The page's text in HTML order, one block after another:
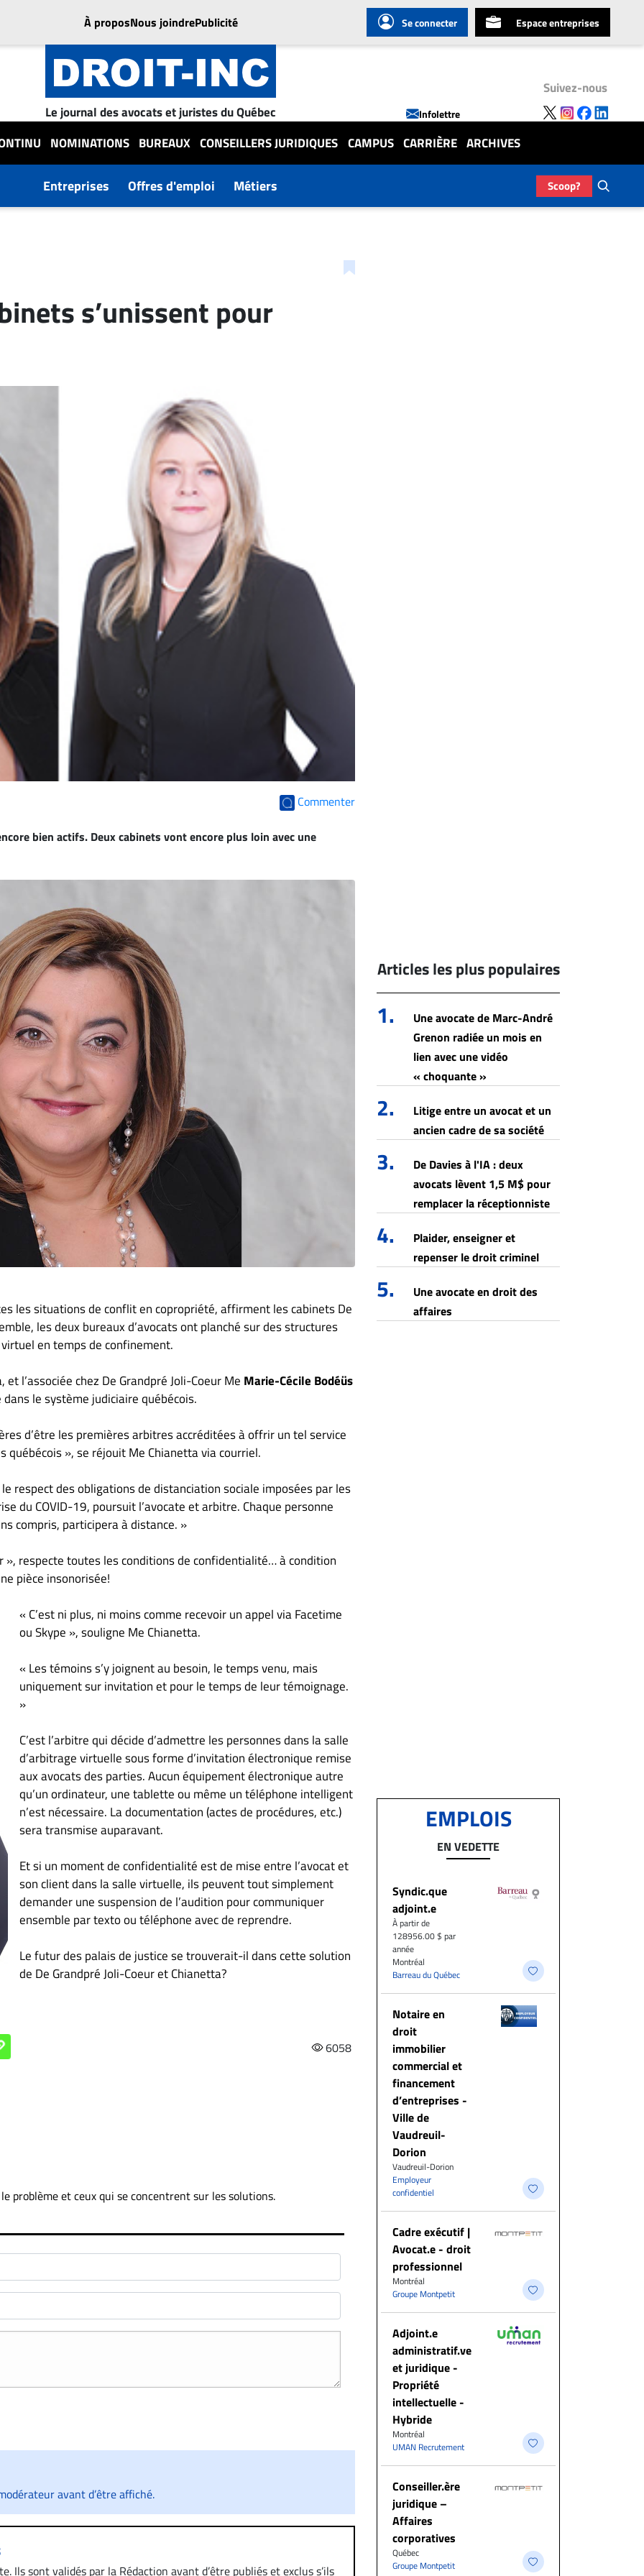
À proposNous joindrePublicité Se connecter Espace entreprises
Le journal des avocats et juristes du Québec Infolettre
Suivez-nous
NOMINATIONS BUREAUX CONSEILLERS JURIDIQUES CAMPUS CARRIÈRE ARCHIVES
Entreprises Offres d'emploi Métiers Scoop?
s’unissent pour
Commenter
bien actifs. Deux cabinets vont encore plus loin avec une
les situations de conflit en copropriété, affirment les cabinets De
les deux bureaux d’avocats ont planché sur des structures
en temps de confinement.
et l’associée chez De Grandpré Joli-Coeur Me Marie-Cécile Bodéüs
le système judiciaire québécois.
d’être les premières arbitres accréditées à offrir un tel service
», se réjouit Me Chianetta via courriel.
respect des obligations de distanciation sociale imposées par les
du COVID-19, poursuit l’avocate et arbitre. Chaque personne
compris, participera à distance. »
», respecte toutes les conditions de confidentialité… à condition
pièce insonorisée!
« C’est ni plus, ni moins comme recevoir un appel via Facetime
ou Skype », souligne Me Chianetta.
« Les témoins s’y joignent au besoin, le temps venu, mais
uniquement sur invitation et pour le temps de leur témoignage.
»
C’est l’arbitre qui décide d’admettre les personnes dans la salle
d’arbitrage virtuelle sous forme d’invitation électronique remise
aux avocats des parties. Aucun équipement électronique autre
qu’un ordinateur, une tablette ou même un téléphone intelligent
n’est nécessaire. La documentation (actes de procédures, etc.)
sera transmise auparavant.
Et si un moment de confidentialité est de mise entre l’avocat et
son client dans la salle virtuelle, ils peuvent tout simplement
demander une suspension de l’audition pour communiquer
ensemble par texto ou téléphone avec de reprendre.
Le futur des palais de justice se trouverait-il dans cette solution
de De Grandpré Joli-Coeur et Chianetta?
6058
problème et ceux qui se concentrent sur les solutions.
avant d’être affiché.
Ils sont validés par la Rédaction avant d’être publiés et exclus s’ils
Articles les plus populaires
1.
Une avocate de Marc-André
Grenon radiée un mois en
lien avec une vidéo
« choquante »
2.
Litige entre un avocat et un
ancien cadre de sa société
3.
De Davies à l'IA : deux
avocats lèvent 1,5 M$ pour
remplacer la réceptionniste
4.
Plaider, enseigner et
repenser le droit criminel
5.
Une avocate en droit des
affaires
EMPLOIS
EN VEDETTE
Syndic.que
adjoint.e
À partir de
128956.00 $ par
année
Montréal
Barreau du Québec
Notaire en
droit
immobilier
commercial et
financement
d’entreprises -
Ville de
Vaudreuil-
Dorion
Vaudreuil-Dorion
Employeur
confidentiel
Cadre exécutif |
Avocat.e - droit
professionnel
Montréal
Groupe Montpetit
Adjoint.e
administratif.ve
et juridique -
Propriété
intellectuelle -
Hybride
Montréal
UMAN Recrutement
Conseiller.ère
juridique –
Affaires
corporatives
Québec
Groupe Montpetit